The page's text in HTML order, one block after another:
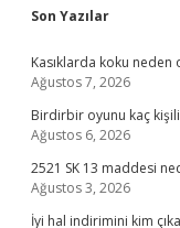
Sidebar
Son Yazılar
Kasıklarda koku neden
Ağustos 7, 2026
Birdirbir oyunu kaç
Ağustos 6, 2026
2521 SK 13 maddesi
Ağustos 3, 2026
İyi hal indirimini kim